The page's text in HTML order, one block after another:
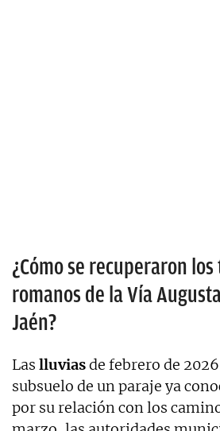
¿Cómo se recuperaron
romanos de la Vía
Jaén?
Las lluviasde febrero de
subsuelo de un paraje ya
por su relación con los